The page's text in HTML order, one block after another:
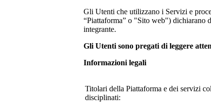
Gli Utenti che utilizzano i Servizi e
“Piattaforma” o "Sito web") dichiarano
integrante.
Gli Utenti sono pregati di leggere
Informazioni legali
Titolari della Piattaforma e dei servizi
disciplinati: